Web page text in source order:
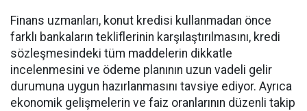
Finans uzmanları, konut kredisi kullanmadan önce
farklı bankaların tekliflerinin karşılaştırılmasını, kredi
sözleşmesindeki tüm maddelerin dikkatle
incelenmesini ve ödeme planının uzun vadeli gelir
durumuna uygun hazırlanmasını tavsiye ediyor. Ayrıca
ekonomik gelişmelerin ve faiz oranlarının düzenli takip